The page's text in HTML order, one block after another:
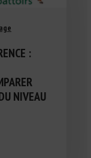
:
NIVEAU